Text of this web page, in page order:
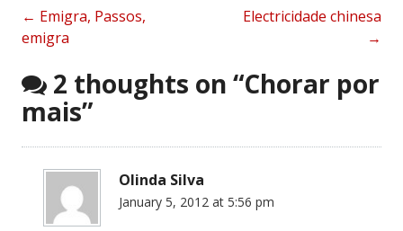
Post
navigation
← Emigra, Passos,
emigra
Electricidade chinesa
→
2 thoughts on “Chorar por
mais”
Olinda Silva
January 5, 2012 at 5:56 pm